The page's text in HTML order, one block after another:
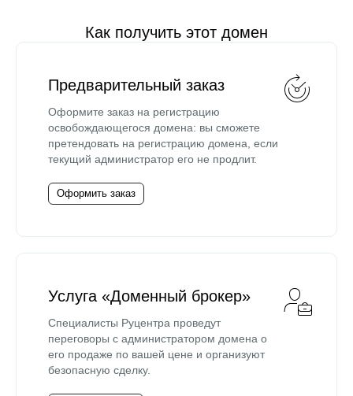
Как получить этот домен
Предварительный заказ
Оформите заказ на регистрацию
освобождающегося домена: вы сможете
претендовать на регистрацию домена, если
текущий администратор его не продлит.
Оформить заказ
Услуга «Доменный брокер»
Специалисты Руцентра проведут
переговоры с администратором домена о
его продаже по вашей цене и организуют
безопасную сделку.